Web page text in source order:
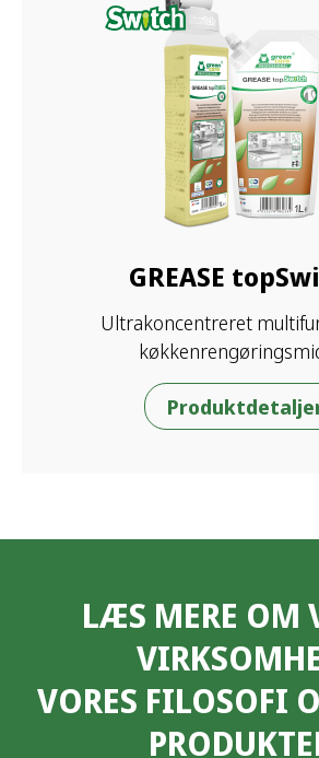
GREASE
Ultrakoncentreret
LÆS MERE OM
VORES FILOSOFI